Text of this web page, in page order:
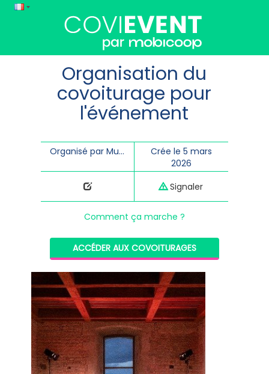
Organisation du
covoiturage pour
l'événement
Organisé par Musiques en Tonnerrois
Crée le 5 mars
2026
Signaler
Comment ça marche ?
ACCÉDER AUX COVOITURAGES